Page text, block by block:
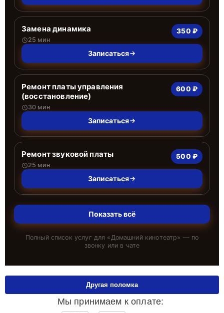
Замена динамика
25 мин
350 ₽
Записаться
Ремонт платы управления
(восстановление)
30 мин
600 ₽
Записаться
Ремонт звуковой платы
25 мин
500 ₽
Записаться
Показать всё
Полный список услуг для «Домашний кинотеатр» — по
звонку или в чате
Мы принимаем к оплате:
Другая поломка